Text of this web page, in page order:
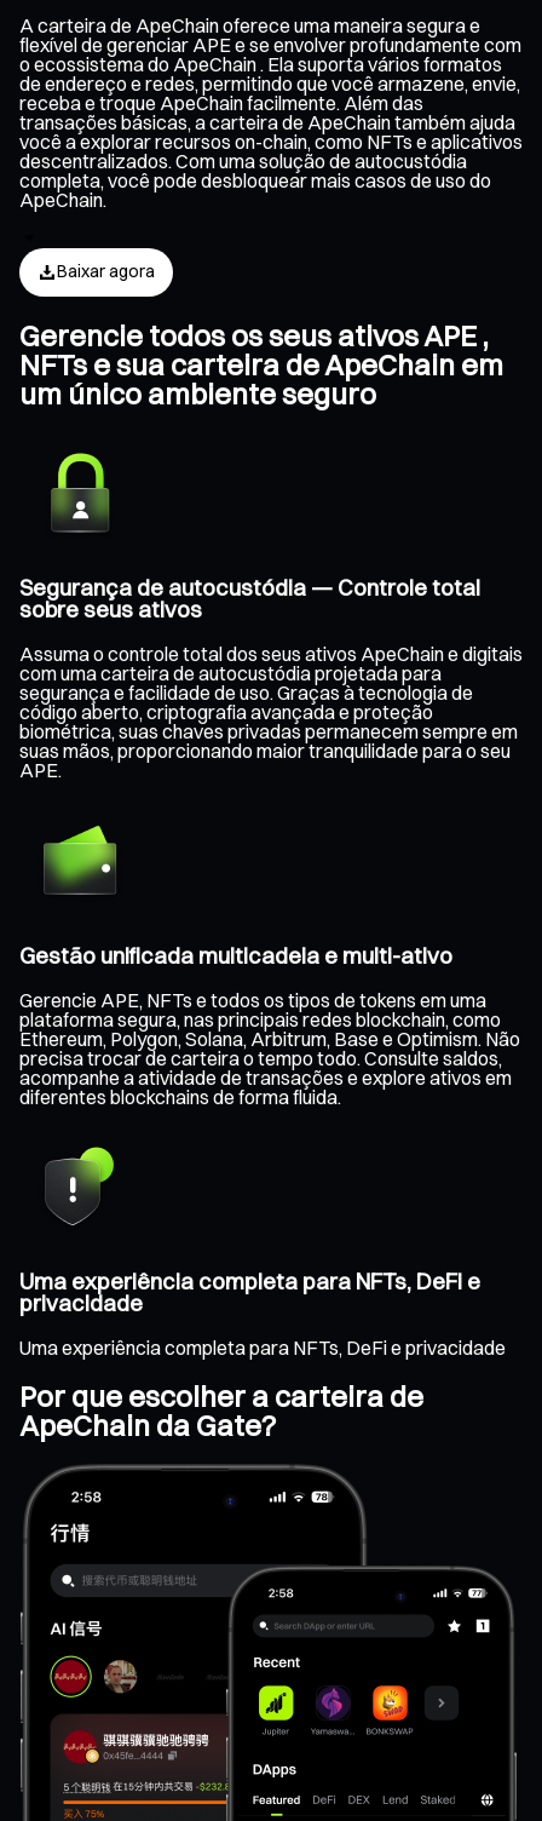
A carteira de ApeChain oferece uma maneira segura e
flexível de gerenciar APE e se envolver profundamente com
o ecossistema do ApeChain . Ela suporta vários formatos
de endereço e redes, permitindo que você armazene, envie,
receba e troque ApeChain facilmente. Além das
transações básicas, a carteira de ApeChain também ajuda
você a explorar recursos on-chain, como NFTs e aplicativos
descentralizados. Com uma solução de autocustódia
completa, você pode desbloquear mais casos de uso do
ApeChain.
Baixar agora
Gerencie todos os seus ativos APE ,
NFTs e sua carteira de ApeChain em
um único ambiente seguro
Segurança de autocustódia — Controle total
sobre seus ativos
Assuma o controle total dos seus ativos ApeChain e digitais
com uma carteira de autocustódia projetada para
segurança e facilidade de uso. Graças à tecnologia de
código aberto, criptografia avançada e proteção
biométrica, suas chaves privadas permanecem sempre em
suas mãos, proporcionando maior tranquilidade para o seu
APE.
Gestão unificada multicadeia e multi-ativo
Gerencie APE, NFTs e todos os tipos de tokens em uma
plataforma segura, nas principais redes blockchain, como
Ethereum, Polygon, Solana, Arbitrum, Base e Optimism. Não
precisa trocar de carteira o tempo todo. Consulte saldos,
acompanhe a atividade de transações e explore ativos em
diferentes blockchains de forma fluida.
Uma experiência completa para NFTs, DeFi e
privacidade
Uma experiência completa para NFTs, DeFi e privacidade
Por que escolher a carteira de
ApeChain da Gate?